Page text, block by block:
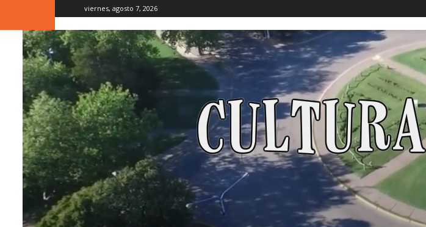
viernes, agosto 7, 2026